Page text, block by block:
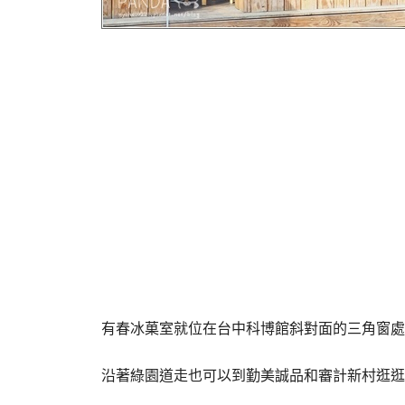
有春冰菓室就位在台中科博館斜對面的三角窗
沿著綠園道走也可以到勤美誠品和審計新村逛